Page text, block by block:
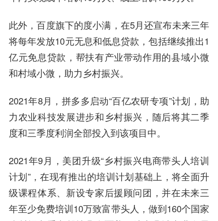
此外，百度旗下的度小满，在5月还宣布未来三年
将每年发放10元无息和低息贷款，包括继续推出1
亿元免息贷款，帮扶有产业带动作用的县域小微
和村域小微，助力乡村振兴。
2021年8月，拼多多启动“百亿农研专项”计划，助
力农业科技发展进步和乡村振兴，随后将其二季
度和三季度利润全部投入到该项目中。
2021年9月，美团升级“乡村振兴电商带头人培训
计划”，在现有推出的培训计划基础上，将全面升
级课程体系、新设专家后援顾问团，并在未来三
年至少免费培训10万致富带头人，做到160个国家